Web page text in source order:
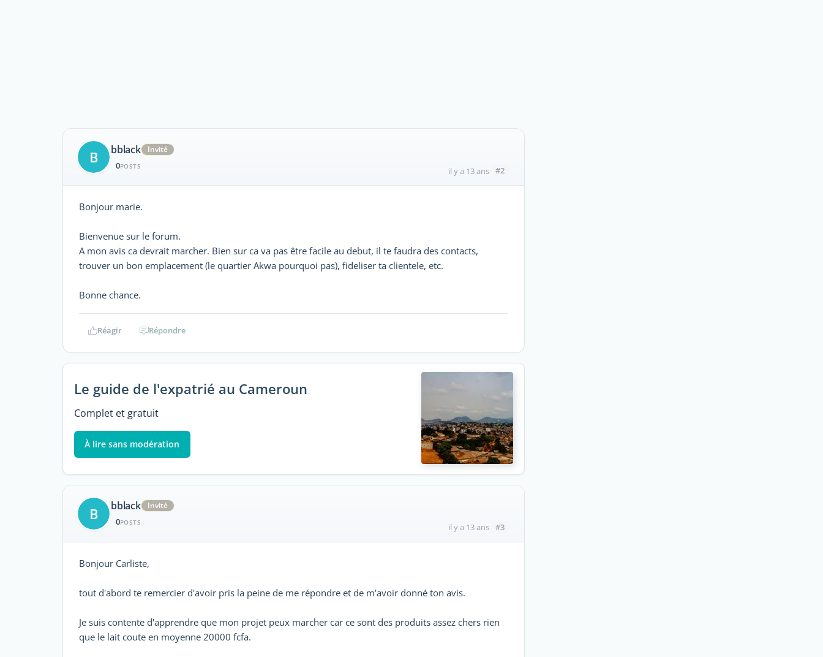
B bblack Invité
0POSTS il y a 13 ans #2
Bonjour marie.
Bienvenue sur le forum.
A mon avis ca devrait marcher. Bien sur ca va pas être facile au debut, il te faudra des contacts,
trouver un bon emplacement (le quartier Akwa pourquoi pas), fideliser ta clientele, etc.
Bonne chance.
Réagir Répondre
Le guide de l'expatrié au Cameroun
Complet et gratuit
À lire sans modération
B bblack Invité
0POSTS il y a 13 ans #3
Bonjour Carliste,
tout d'abord te remercier d'avoir pris la peine de me répondre et de m'avoir donné ton avis.
Je suis contente d'apprendre que mon projet peux marcher car ce sont des produits assez chers rien
que le lait coute en moyenne 20000 fcfa.